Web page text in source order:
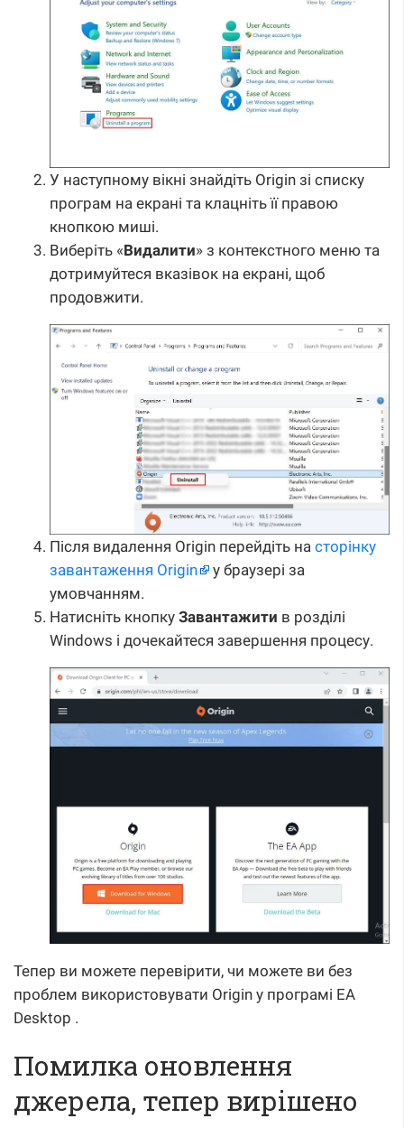
У наступному вікні знайдіть Origin зі списку
програм на екрані та клацніть її правою
кнопкою миші.
Виберіть «Видалити» з контекстного меню та
дотримуйтеся вказівок на екрані, щоб
продовжити.
Після видалення Origin перейдіть на сторінку
завантаження Origin
у браузері за
умовчанням.
Натисніть кнопку Завантажити в розділі
Windows і дочекайтеся завершення процесу.
Тепер ви можете перевірити, чи можете ви без
проблем використовувати Origin у програмі EA
Desktop .
Помилка оновлення
джерела, тепер вирішено